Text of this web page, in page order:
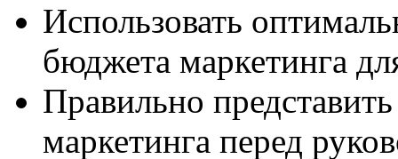
Использовать
бюджета маркетинга
Правильно
маркетинга перед